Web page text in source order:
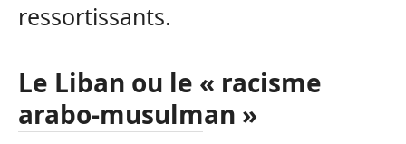
ressortissants.
Le Liban ou le « racisme
arabo-musulman »